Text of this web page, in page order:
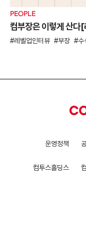
PEOPLE
컴부장은 이렇게 산다
레벨업인터뷰 부장 수
운영정책
컴투스홀딩스